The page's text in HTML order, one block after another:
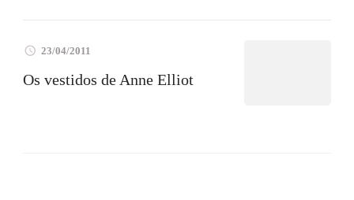
23/04/2011
Os vestidos de Anne Elliot